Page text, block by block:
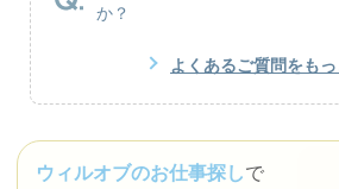
か？
よくあるご質問をも
ウィルオブのお仕事探しで